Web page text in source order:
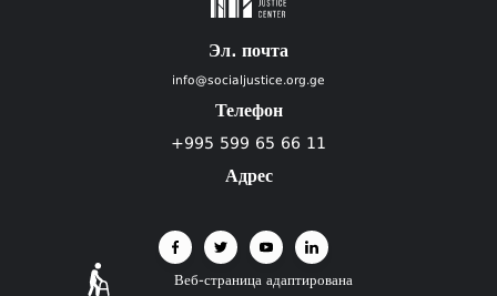
Эл. почта
info@socialjustice.org.ge
Телефон
+995 599 65 66 11
Адрес
Веб-страница адаптирована